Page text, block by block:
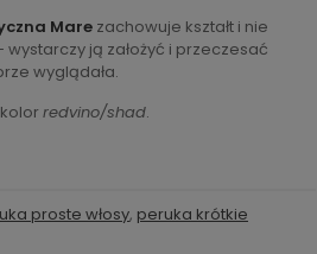
Mare zachowuje kształt i nie
ją założyć i przeczesać
wyglądała.
redvino/shad.
proste włosy, peruka krótkie